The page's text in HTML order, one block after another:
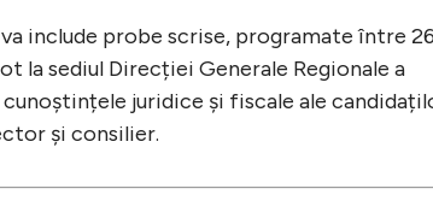
include probe scrise, programate între
la sediul Direcției Generale Regionale a
juridice și fiscale ale
și consilier.